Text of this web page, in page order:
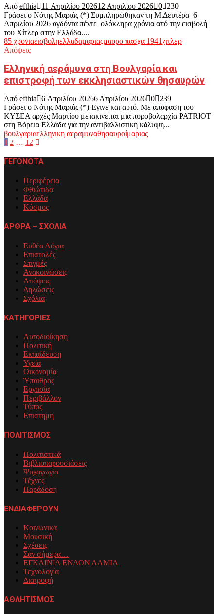
Από efthia 11 Απριλίου 202612 Απριλίου 2026 0
230
Γράφει ο Νότης Μαριάς (*) Συμπληρώθηκαν τη Μ.Δευτέρα 6
Απριλίου 2026 ογδόντα πέντε ολόκληρα χρόνια από την εισβολή
του Χίτλερ στην Ελλάδα....
85 χρονιαεισβοληελλαδαμαριαςμαυρο πασχα 1941χιτλερ
Απόψεις
Ελληνική αεράμυνα στη Βουλγαρία και
επιστροφή των εκκλησιαστικών θησαυρών
Από efthia 6 Απριλίου 20266 Απριλίου 2026 0
239
Γράφει ο Νότης Μαριάς (*) Έγινε και αυτό. Με απόφαση του
ΚΥΣΕΑ αρχές Μαρτίου μετακινείται μια πυροβολαρχία PATRIOT
στη Βόρεια Ελλάδα για την αντιβαλλιστική κάλυψη...
βουλγαριαελληνικη αεραμυναθησαυροίμαριας
Σελιδοποίηση
άρθρων
1 2 … 12
ΓΕΓΟΝΟΤΑ
Περιφέρεια
Φθιώτιδα
Ελλάδα
Κόσμος
ΑΡΘΡΑ – ΣΧΟΛΙΑ
Ευθέα Λόγια
Επιστολές
Στιγμές
Ανακοινώσεις
Απόψεις
Δηλώσεις
Σχόλια
ΚΑΤΗΓΟΡΙΕΣ
Αυτοδιοίκηση
Πολιτική
Εκπαίδευση
Υγεία
Οικονομία
Ύπαιθρος
Εργασία
Περιβάλλον
Τύπος
Επιστημη
ΠΟΛΙΤΙΣΜΟΣ
Πολιτιστικά
Βιβλιοπαρουσιάσεις
Ψυχαγωγία
Τέχνες
Παράδοση
ΕΝΔΙΑΦΕΡΟΥΝ
Κοινωνικά
Μουσική
Σχέσεις
Σαν σήμερα…
ΕΓΚΑΙΝΙΑ ΕΝΑΟΝ ΛΑΜΙΑ
Τεχνολογία
Διατροφή
ΑΘΛΗΤΙΣΜΟΣ